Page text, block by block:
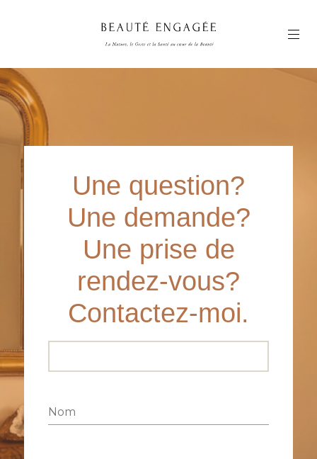
Une question?
Une demande?
Une prise de
rendez-vous?
Contactez-moi.